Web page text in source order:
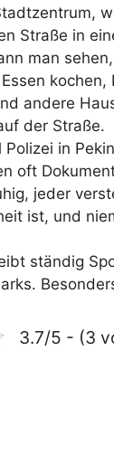
Straße in
man
kochen,
andere
der Straße.
Polizei in
oft
jeder
ist, und
ständig
3.7/5 - (3